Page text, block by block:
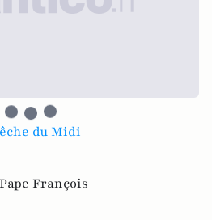
du Midi
Pape François